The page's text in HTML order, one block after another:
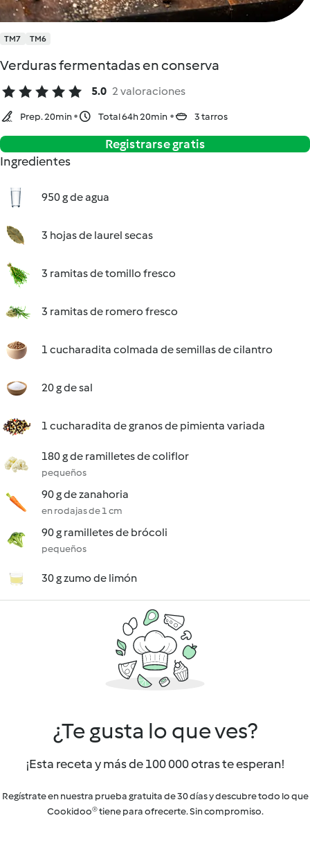
TM7 TM6
Verduras fermentadas en conserva
5.0 2 valoraciones
Prep. 20min Total 64h 20min 3 tarros
Registrarse gratis
Ingredientes
950 g de agua
3 hojas de laurel secas
3 ramitas de tomillo fresco
3 ramitas de romero fresco
1 cucharadita colmada de semillas de cilantro
20 g de sal
1 cucharadita de granos de pimienta variada
180 g de ramilletes de coliflor
pequeños
90 g de zanahoria
en rodajas de 1 cm
90 g ramilletes de brócoli
pequeños
30 g zumo de limón
¿Te gusta lo que ves?
¡Esta receta y más de 100 000 otras te esperan!
Regístrate en nuestra prueba gratuita de 30 días y descubre todo lo que
Cookidoo® tiene para ofrecerte. Sin compromiso.